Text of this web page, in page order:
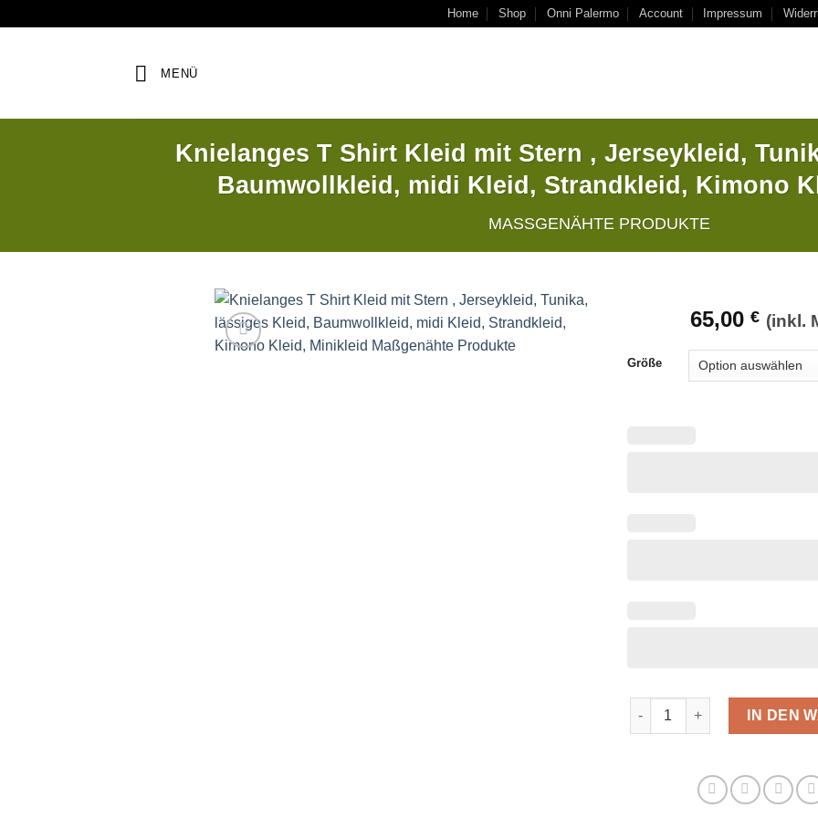
Home Shop Onni Palermo Account Impressum
MENÜ
Knielanges T Shirt Kleid mit Stern , Jerseykleid,
Baumwollkleid, midi Kleid, Strandkleid, Kimono
MASSGENÄHTE PRODUKTE
65,00 € (inkl.
Größe
Knielanges T Shirt Kleid mit
IN DEN